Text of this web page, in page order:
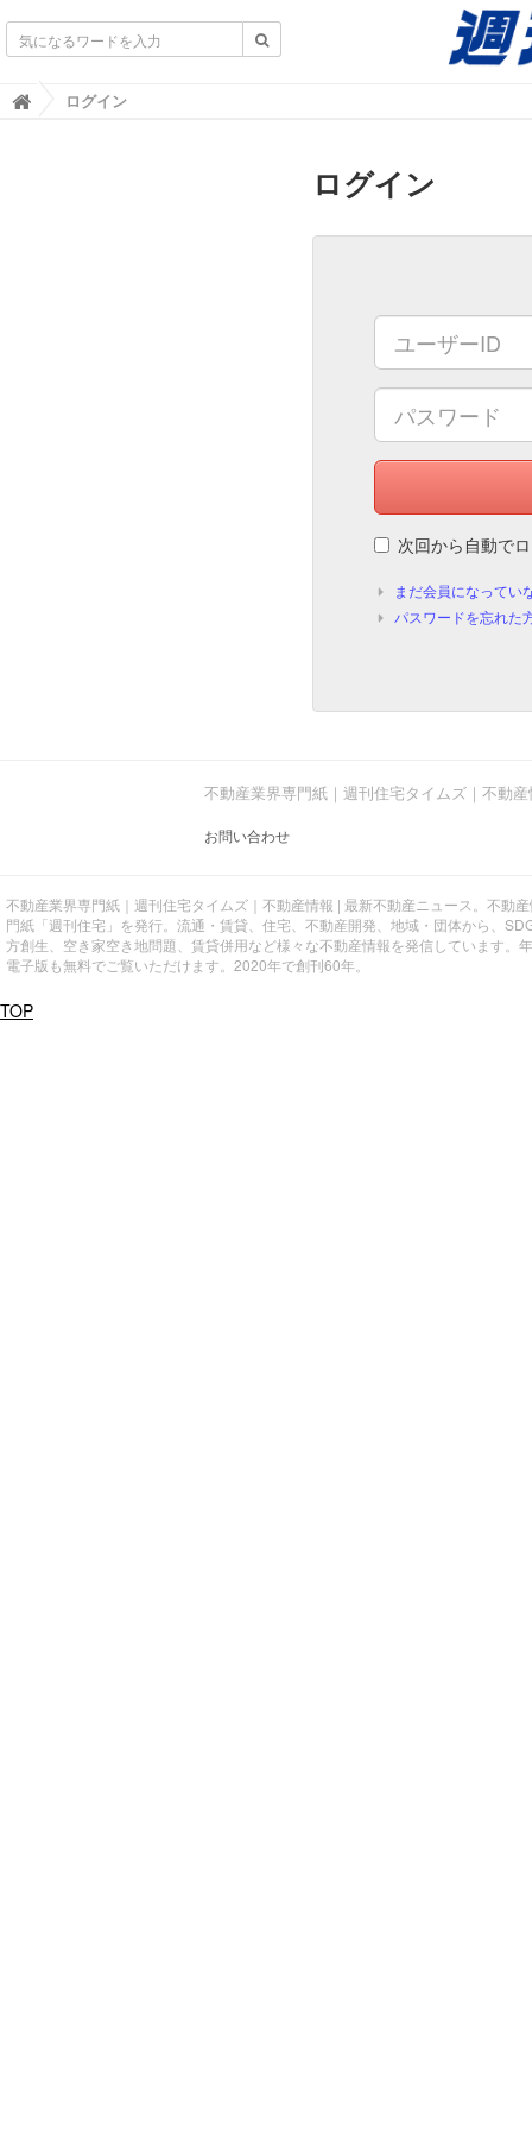
不動産業界専門紙｜週刊住宅タイムズ｜不動産情報
ログイン
ログイン
次回から自動で
まだ会員になってい
パスワードを忘れた
不動産業界専門紙｜週刊住宅タイムズ｜不動
お問い合わせ
不動産業界専門紙｜週刊住宅タイムズ｜不動産情報 | 最新不動産ニュース。不動
門紙「週刊住宅」を発行。流通・賃貸、住宅、不動産開発、地域・団体から、
方創生、空き家空き地問題、賃貸併用など様々な不動産情報を発信しています。
電子版も無料でご覧いただけます。2020年で創刊60年。
TOP